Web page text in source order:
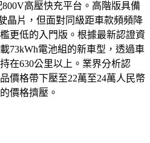
目前在售版本介於25.35萬至
高壓快充平台。高階版具備
晶片，但面對同級距車款頻頻降
更低的入門版。根據最新認證資
73kWh電池組的新車型，透過車
在630公里以上。業界分析認
價格帶下壓至22萬至24萬人民幣